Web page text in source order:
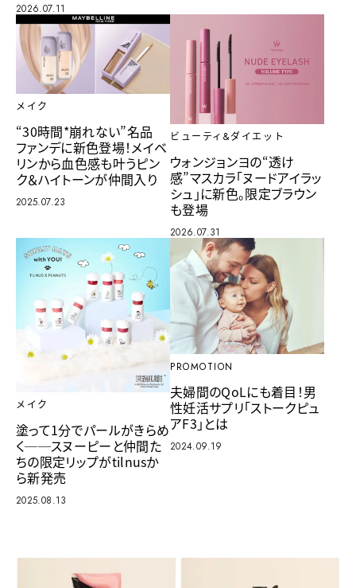
2026.07.11
メイク
“30時間*崩れない”名品
ファンデに新色登場！メイベ
リンから血色感も叶うピン
ク＆ハイトーンが仲間入り
2025.07.23
ビューティ&ダイエット
ウォンジョンヨの“透け
感”マスカラ「ヌードアイラッ
シュ」に新色。限定ブラウン
も登場
2026.07.31
メイク
塗って1分でパールがきらめ
く──スヌーピーと仲間た
ちの限定リップがtilnusか
ら新発売
2025.08.13
PROMOTION
夫婦間のQoLにも着目！男
性妊活サプリ「ストークピュ
アF3」とは
2024.09.19